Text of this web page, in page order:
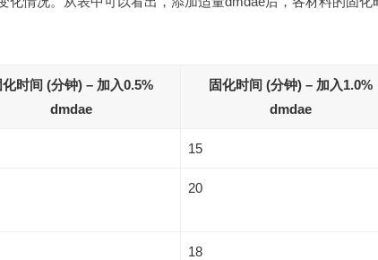
化时间 (分钟) – 加入0.5%
dmdae
固化时间 (分钟) – 加入1.0%
dmdae
15
20
18